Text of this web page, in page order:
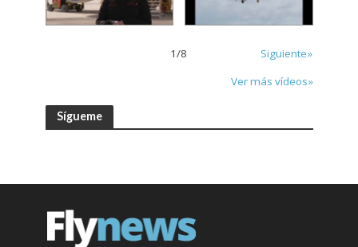
1/8
Siguiente»
Ver más vídeos»
Sígueme